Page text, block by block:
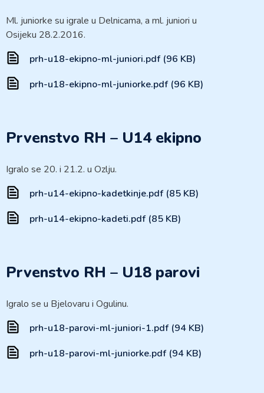
Ml. juniorke su igrale u Delnicama, a ml. juniori u
Osijeku 28.2.2016.
prh-u18-ekipno-ml-juniori.pdf (96 KB)
prh-u18-ekipno-ml-juniorke.pdf (96 KB)
Prvenstvo RH – U14 ekipno
Igralo se 20. i 21.2. u Ozlju.
prh-u14-ekipno-kadetkinje.pdf (85 KB)
prh-u14-ekipno-kadeti.pdf (85 KB)
Prvenstvo RH – U18 parovi
Igralo se u Bjelovaru i Ogulinu.
prh-u18-parovi-ml-juniori-1.pdf (94 KB)
prh-u18-parovi-ml-juniorke.pdf (94 KB)